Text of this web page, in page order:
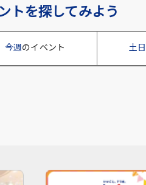
トを探してみよう
今週のイベント 土日